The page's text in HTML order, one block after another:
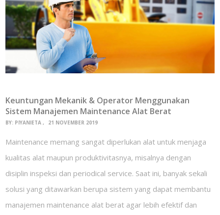
Keuntungan Mekanik & Operator Menggunakan
Sistem Manajemen Maintenance Alat Berat
BY: PIYANIETA 21 NOVEMBER 2019
Maintenance memang sangat diperlukan alat untuk menjaga
kualitas alat maupun produktivitasnya, misalnya dengan
disiplin inspeksi dan periodical service. Saat ini, banyak sekali
solusi yang ditawarkan berupa sistem yang dapat membantu
manajemen maintenance alat berat agar lebih efektif dan